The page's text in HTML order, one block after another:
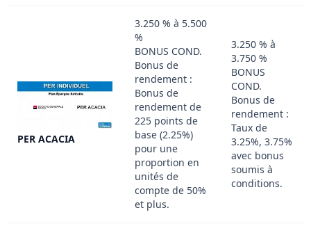
PER ACACIA
3.250 % à 5.500
%
BONUS COND.
Bonus de
rendement :
Bonus de
rendement de
225 points de
base (2.25%)
pour une
proportion en
unités de
compte de 50%
et plus.
3.250 % à
3.750 %
BONUS
COND.
Bonus de
rendement :
Taux de
3.25%, 3.75%
avec bonus
soumis à
conditions.